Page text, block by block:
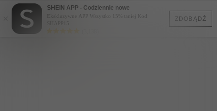
ZDOBĄDŹ
SHEIN APP - Codziennie nowe
Ekskluzywne APP Wszystko 15% taniej Kod: